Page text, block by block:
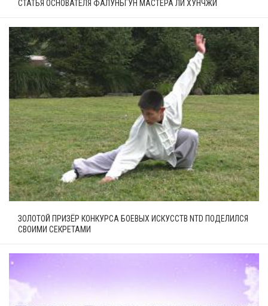
СТАТЬЯ ОСНОВАТЕЛЯ ФАЛУНЬГУН МАСТЕРА ЛИ ХУНЧЖИ
ЗОЛОТОЙ ПРИЗЁР КОНКУРСА БОЕВЫХ ИСКУССТВ NTD ПОДЕЛИЛСЯ
СВОИМИ СЕКРЕТАМИ